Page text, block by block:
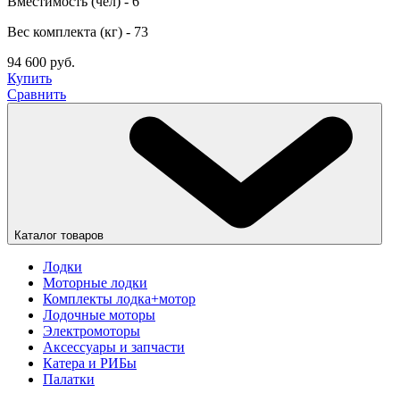
Вес комплекта (кг) - 73
94 600 руб.
Купить
Сравнить
Каталог товаров
Лодки
Моторные лодки
Комплекты лодка+мотор
Лодочные моторы
Электромоторы
Аксессуары и запчасти
Катера и РИБы
Палатки